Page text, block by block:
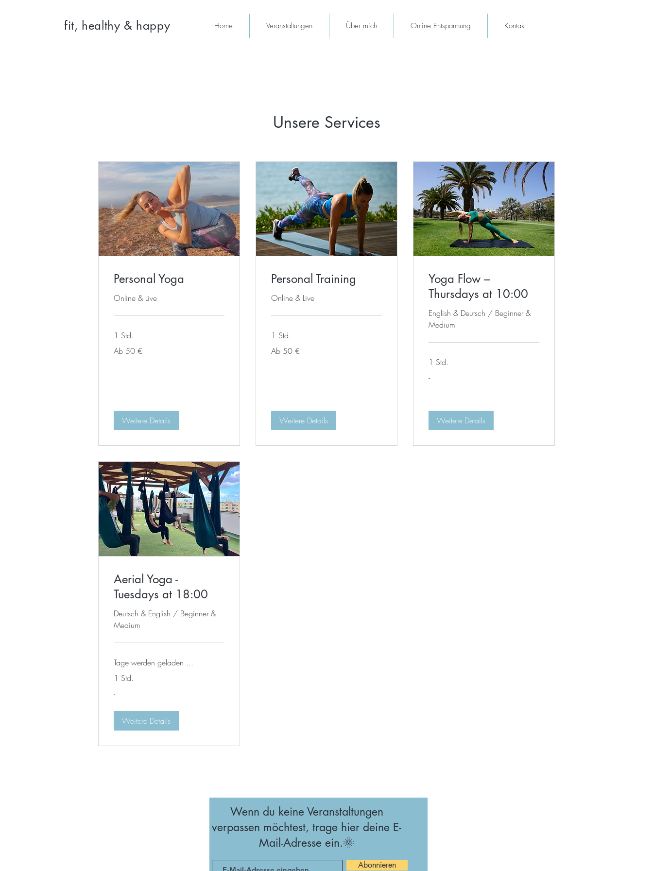
Home Veranstaltungen Über mich Online Entspannung Kontakt
fit, healthy & happy
Unsere Services
Personal Yoga
Online & Live
1 Std.
50
Ab 50 €
Weitere Details
Personal Training
Online & Live
1 Std.
50
Ab 50 €
Weitere Details
Yoga Flow –
Thursdays at 10:00
English & Deutsch / Beginner &
Medium
1 Std.
-
Weitere Details
Aerial Yoga -
Tuesdays at 18:00
Deutsch & English / Beginner &
Medium
Tage werden geladen ...
1 Std.
-
Weitere Details
Wenn du keine Veranstaltungen
verpassen möchtest, trage hier deine E-
Mail-Adresse ein.🌞
Abonnieren